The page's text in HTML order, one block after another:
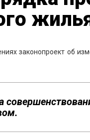
законопроект об